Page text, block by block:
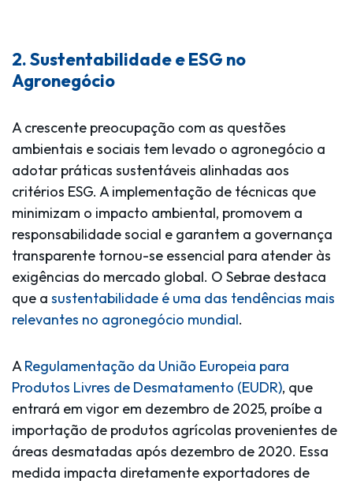
2. Sustentabilidade e ESG no
Agronegócio
A crescente preocupação com as questões
ambientais e sociais tem levado o agronegócio a
adotar práticas sustentáveis alinhadas aos
critérios ESG. A implementação de técnicas que
minimizam o impacto ambiental, promovem a
responsabilidade social e garantem a governança
transparente tornou-se essencial para atender às
exigências do mercado global. O Sebrae destaca
que a sustentabilidade é uma das tendências mais
relevantes no agronegócio mundial.
ARegulamentação da União Europeia para
Produtos Livres de Desmatamento (EUDR), que
entrará em vigor em dezembro de 2025, proíbe a
importação de produtos agrícolas provenientes de
áreas desmatadas após dezembro de 2020. Essa
medida impacta diretamente exportadores de